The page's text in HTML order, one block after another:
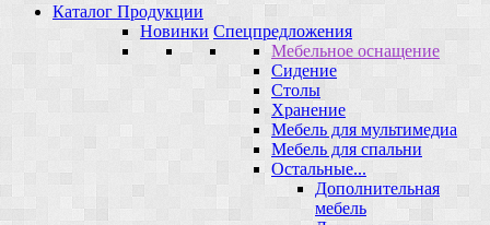
Каталог Продукции
Новинки Спецпредложения
Мебельное оснащение
Сидение
Столы
Хранение
Мебель для мультимедиа
Мебель для спальни
Остальные...
Дополнительная
мебель